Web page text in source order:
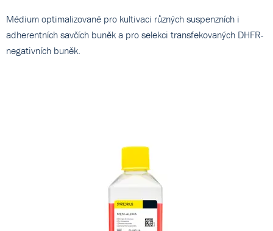
Médium optimalizované pro kultivaci různých suspenzních i
adherentních savčích buněk a pro selekci transfekovaných DHFR-
negativních buněk.